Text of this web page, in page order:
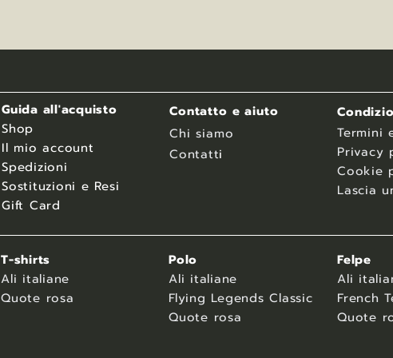
Guida all'acquisto
​Shop
Il mio account
Spedizioni
Sostituzioni e Resi
Gift Card
Contatto e aiuto
Chi siamo
Contatti
Termini
Privacy
Cookie
Lascia
T-shirts
Ali italiane
Quote rosa
Polo
Ali italiane
Flying Legends Classic
Quote rosa
Felpe
Ali
French
Quote